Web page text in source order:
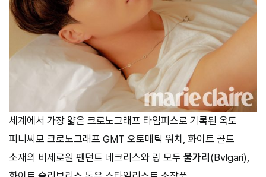
세계에서 가장 얇은 크로노그래프 타임피스로 기록된 옥토
피니씨모 크로노그래프 GMT 오토매틱 워치, 화이트 골드
소재의 비제로원 펜던트 네크리스와 링 모두 불가리 (Bvlgari),